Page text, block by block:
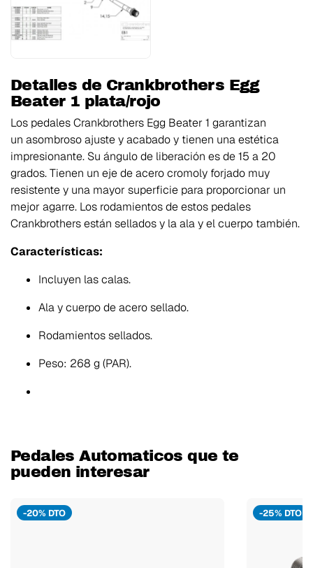
Detalles de Crankbrothers Egg
Beater 1 plata/rojo
Los pedales Crankbrothers Egg Beater 1 garantizan
un asombroso ajuste y acabado y tienen una estética
impresionante. Su ángulo de liberación es de 15 a 20
grados. Tienen un eje de acero cromoly forjado muy
resistente y una mayor superficie para proporcionar un
mejor agarre. Los rodamientos de estos pedales
Crankbrothers están sellados y la ala y el cuerpo también.
Características:
Incluyen las calas.
Ala y cuerpo de acero sellado.
Rodamientos sellados.
Peso: 268 g (PAR).
Pedales Automaticos que te
pueden interesar
-20% DTO -25% DTO